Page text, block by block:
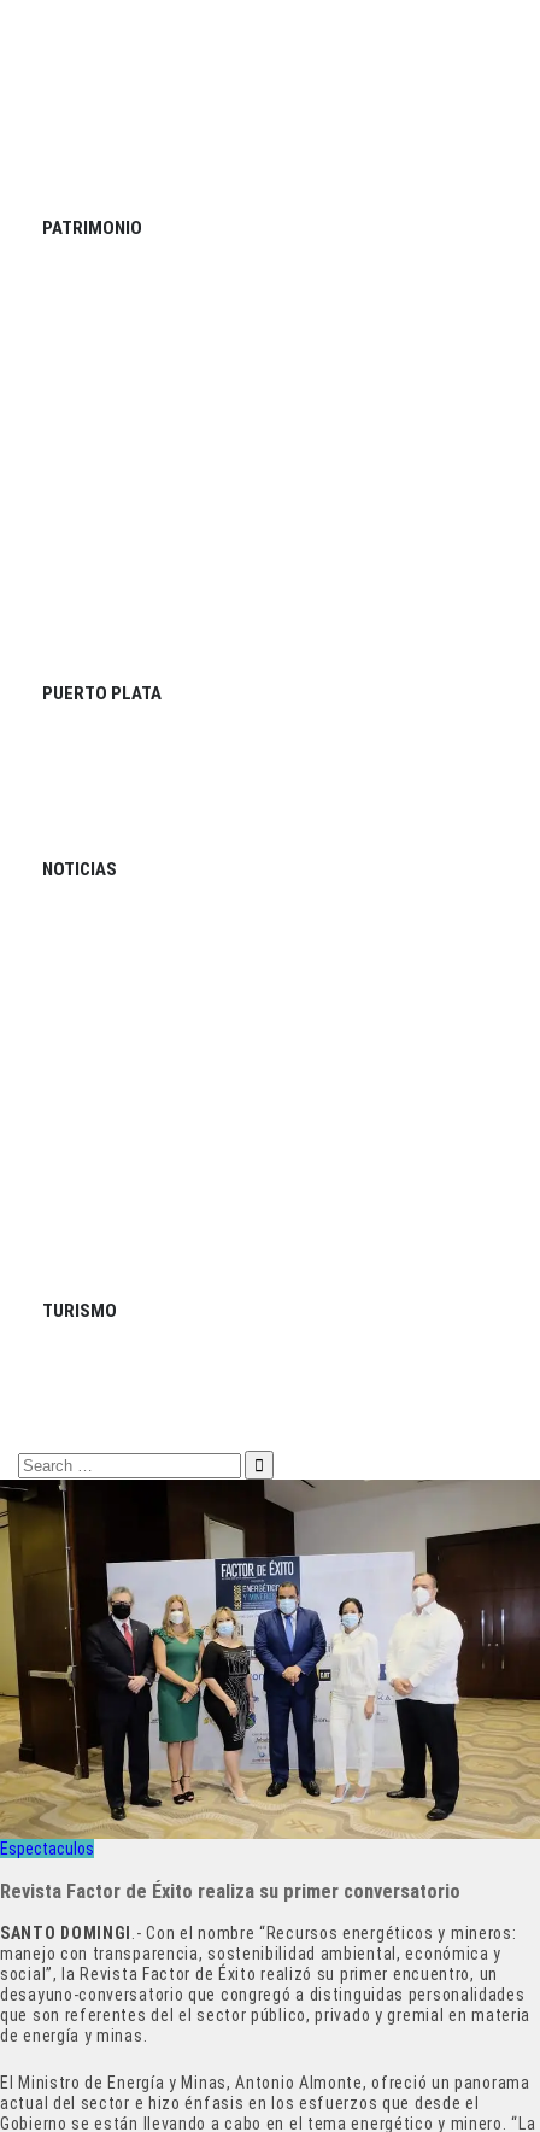
PATRIMONIO
PUERTO PLATA
NOTICIAS
TURISMO
Search
for:
Espectaculos
Revista Factor de Éxito realiza su primer conversatorio
SANTO DOMINGI
.- Con el nombre “Recursos energéticos y mineros:
manejo con transparencia, sostenibilidad ambiental, económica y
social”, la Revista Factor de Éxito realizó su primer encuentro, un
desayuno-conversatorio que congregó a distinguidas personalidades
que son referentes del el sector público, privado y gremial en materia
de energía y minas.
El Ministro de Energía y Minas, Antonio Almonte, ofreció un panorama
actual del sector e hizo énfasis en los esfuerzos que desde el
Gobierno se están llevando a cabo en el tema energético y minero. “La